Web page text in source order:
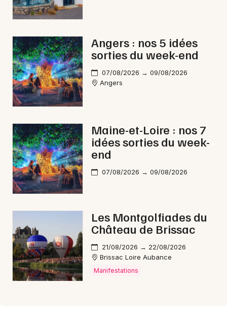
Angers : nos 5 idées
sorties du week-end
07/08/2026 → 09/08/2026
Angers
Maine-et-Loire : nos 7
idées sorties du week-
end
07/08/2026 → 09/08/2026
Les Montgolfiades du
Château de Brissac
21/08/2026 → 22/08/2026
Brissac Loire Aubance
Manifestations